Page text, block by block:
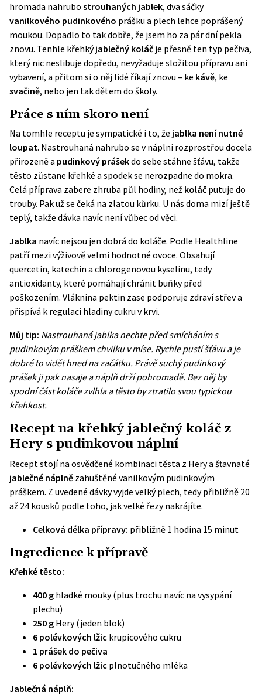
hromada nahrubo strouhaných jablek, dva sáčky
vanilkového pudinkového prášku a plech lehce poprášený
moukou. Dopadlo to tak dobře, že jsem ho za pár dní pekla
znovu. Tenhle křehkýjablečný koláč je přesně ten typ pečiva,
který nic neslibuje dopředu, nevyžaduje složitou přípravu ani
vybavení, a přitom si o něj lidé říkají znovu – ke kávě, ke
svačině, nebo jen tak dětem do školy.
Práce s ním skoro není
Na tomhle receptu je sympatické i to, že jablka není nutné
loupat. Nastrouhaná nahrubo se v náplni rozprostřou docela
přirozeně a pudinkový prášekdo sebe stáhne šťávu, takže
těsto zůstane křehké a spodek se nerozpadne do mokra.
Celá příprava zabere zhruba půl hodiny, než koláč putuje do
trouby. Pak už se čeká na zlatou kůrku. U nás doma mizí ještě
teplý, takže dávka navíc není vůbec od věci.
Jablka navíc nejsou jen dobrá do koláče. Podle Healthline
patří mezi výživově velmi hodnotné ovoce. Obsahují
quercetin, katechin a chlorogenovou kyselinu, tedy
antioxidanty, které pomáhají chránit buňky před
poškozením. Vláknina pektin zase podporuje zdraví střev a
přispívá k regulaci hladiny cukru v krvi.
Můj tip: Nastrouhaná jablka nechte před smícháním s
pudinkovým práškem chvilku v míse. Rychle pustí šťávu a je
dobré to vidět hned na začátku. Právě suchý pudinkový
prášek ji pak nasaje a náplň drží pohromadě. Bez něj by
spodní část koláče zvlhla a těsto by ztratilo svou typickou
křehkost.
Recept na křehký jablečný koláč z
Hery s pudinkovou náplní
Recept stojí na osvědčené kombinaci těsta z Hery a šťavnaté
jablečné náplně zahuštěné vanilkovým pudinkovým
práškem. Z uvedené dávky vyjde velký plech, tedy přibližně 20
až 24 kousků podle toho, jak velké řezy nakrájíte.
Celková délka přípravy: přibližně 1 hodina 15 minut
Ingredience k přípravě
Křehké těsto:
400 g hladké mouky (plus trochu navíc na vysypání
plechu)
250 g Hery (jeden blok)
6 polévkových lžic krupicového cukru
1 prášek do pečiva
6 polévkových lžic plnotučného mléka
Jablečná náplň: